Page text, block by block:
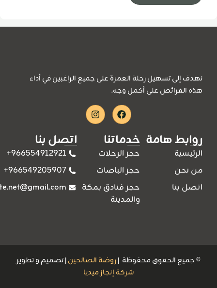
نهدف إلى تسهيل رحلة العمرة على جميع الراغبين في أداء
هذه الفرائض على أكمل وجه.
Facebook
Instagram
روابط هامة
الرئيسية
من نحن
اتصل بنا
خدماتنا
حجز الرحلات
حجز الباصات
حجز فنادق بمكة
والمدينة
اتصل بنا
966554912921+
966549205907+
© جميع الحقوق محفوظة |روضة الصالحين| تصميم و تطوير
شركة إنجاز ميديا